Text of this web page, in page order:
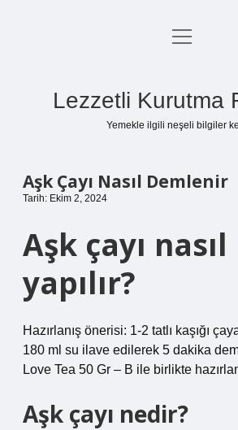
Anasayfa
menüyü
Lezzetli Kurutma
Yemekle ilgili neşeli bilgiler
Aşk Çayı Nasıl Demlenir
Tarih: Ekim 2, 2024
Aşk çayı nasıl
yapılır?
Hazırlanış önerisi: 1-2 tatlı kaşığı
180 ml su ilave edilerek 5 dakika
Love Tea 50 Gr – B ile birlikte
Aşk çayı nedir?